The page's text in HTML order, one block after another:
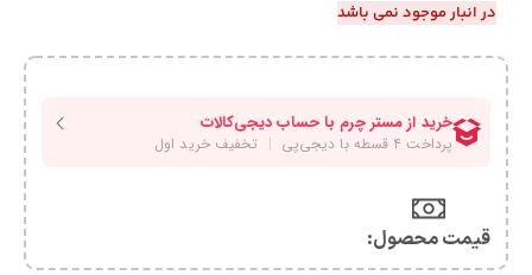
در انبار موجود نمی باشد
قیمت محصول:​